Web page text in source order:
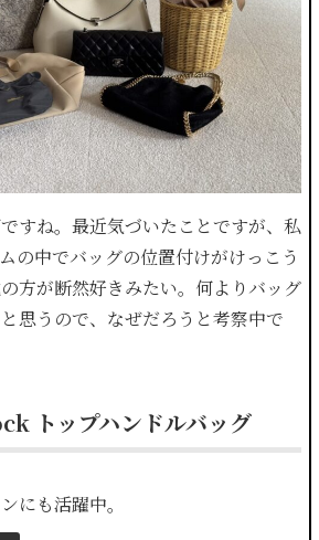
すね。最近気づいたことですが、私
の中でバッグの位置付けがけっこう
方が断然好きみたい。何よりバッグ
思うので、なぜだろうと考察中で
トップハンドルバッグ
にも活躍中。